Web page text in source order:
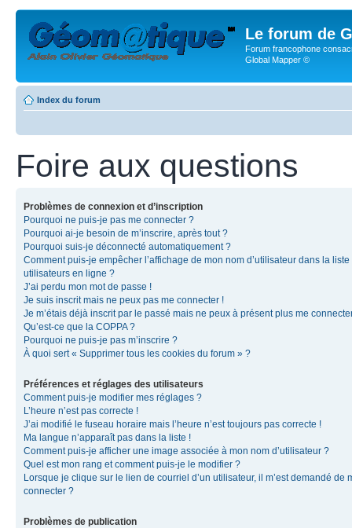
Le forum de
Forum francophone
Global Mapper ©
Index du forum
Foire aux questions
Problèmes de connexion et d’inscription
Pourquoi ne puis-je pas me connecter ?
Pourquoi ai-je besoin de m’inscrire, après tout ?
Pourquoi suis-je déconnecté automatiquement ?
Comment puis-je empêcher l’affichage de mon nom d’utilisateur dans la liste
utilisateurs en ligne ?
J’ai perdu mon mot de passe !
Je suis inscrit mais ne peux pas me connecter !
Je m’étais déjà inscrit par le passé mais ne peux à présent plus me
Qu’est-ce que la COPPA ?
Pourquoi ne puis-je pas m’inscrire ?
À quoi sert « Supprimer tous les cookies du forum » ?
Préférences et réglages des utilisateurs
Comment puis-je modifier mes réglages ?
L’heure n’est pas correcte !
J’ai modifié le fuseau horaire mais l’heure n’est toujours pas correcte !
Ma langue n’apparaît pas dans la liste !
Comment puis-je afficher une image associée à mon nom d’utilisateur ?
Quel est mon rang et comment puis-je le modifier ?
Lorsque je clique sur le lien de courriel d’un utilisateur, il m’est demandé de
connecter ?
Problèmes de publication